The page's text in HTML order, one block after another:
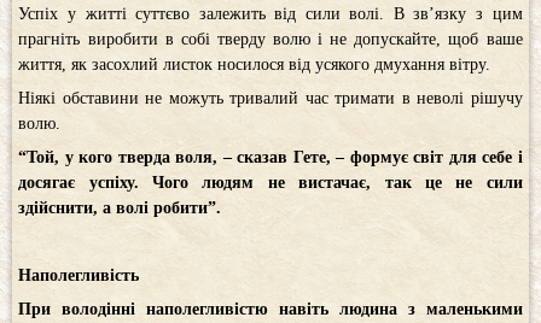
Успіх у житті суттєво залежить від сили волі. В зв’язку з цим
прагніть виробити в собі тверду волю і не допускайте, щоб ваше
життя, як засохлий листок носилося від усякого дмухання вітру.
Ніякі обставини не можуть тривалий час тримати в неволі рішучу
волю.
“Той, у кого тверда воля, – сказав Гете, – формує світ для себе і
досягає успіху. Чого людям не вистачає, так це не сили
здійснити, а волі робити”.
Наполегливість
При володінні наполегливістю навіть людина з маленькими